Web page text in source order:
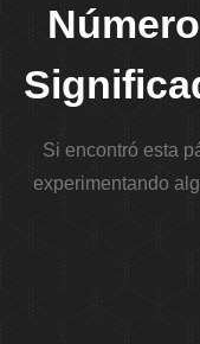
Si encontró esta
experimentando